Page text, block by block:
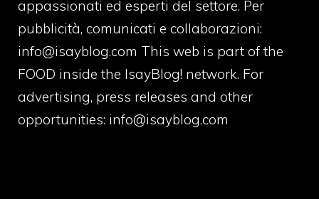
appassionati ed esperti del settore. Per
pubblicità, comunicati e collaborazioni:
info@isayblog.com This web is part of the
FOOD inside the IsayBlog! network. For
advertising, press releases and other
opportunities: info@isayblog.com